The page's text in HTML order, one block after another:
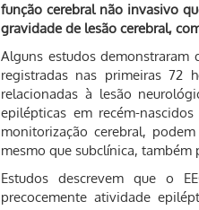
função cerebral não invasivo
gravidade de lesão cerebral,
Alguns estudos demonstraram
registradas nas primeiras 72
relacionadas à lesão
epilépticas em recém-
monitorização cerebral,
mesmo que subclínica, também
Estudos descrevem que o
precocemente atividade